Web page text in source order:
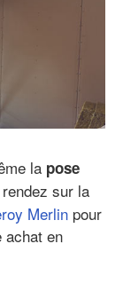
la pose
sur la
Merlin pour
achat en